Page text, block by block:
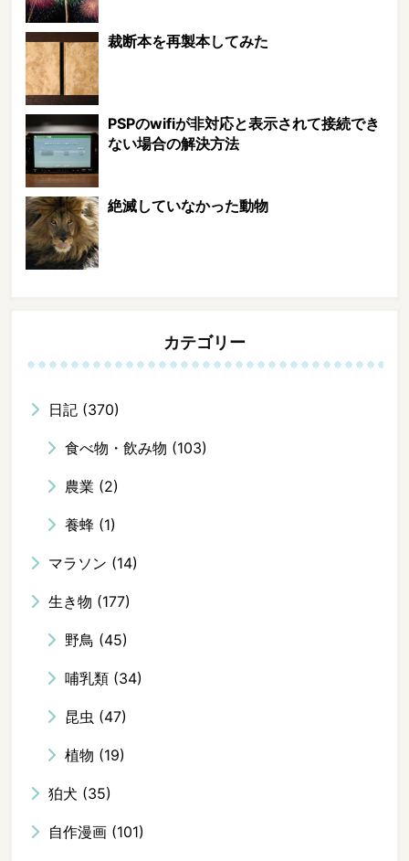
裁断本を再製本してみた
PSPのwifiが非対応と表示されて接続でき
ない場合の解決方法
絶滅していなかった動物
カテゴリー
日記 (370)
食べ物・飲み物 (103)
農業 (2)
養蜂 (1)
マラソン (14)
生き物 (177)
野鳥 (45)
哺乳類 (34)
昆虫 (47)
植物 (19)
狛犬 (35)
自作漫画 (101)